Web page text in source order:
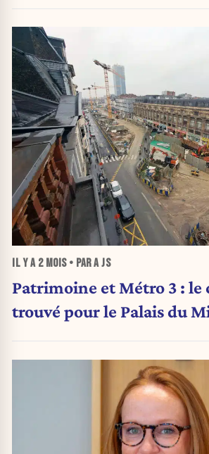
IL Y A 2 MOIS• PAR A JS
Patrimoine et Métro 3 : le
trouvé pour le Palais du